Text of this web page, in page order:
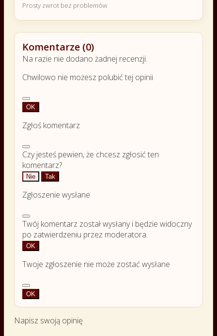
Prosty zwrot bez problemów
Komentarze (0)
Na razie nie dodano żadnej recenzji.
Chwilowo nie możesz polubić tej opinii
OK
Zgłoś komentarz
Czy jesteś pewien, że chcesz zgłosić ten
komentarz?
Nie Tak
Zgłoszenie wysłane
Twój komentarz został wysłany i będzie widoczny
po zatwierdzeniu przez moderatora.
OK
Twoje zgłoszenie nie może zostać wysłane
OK
Napisz swoją opinię